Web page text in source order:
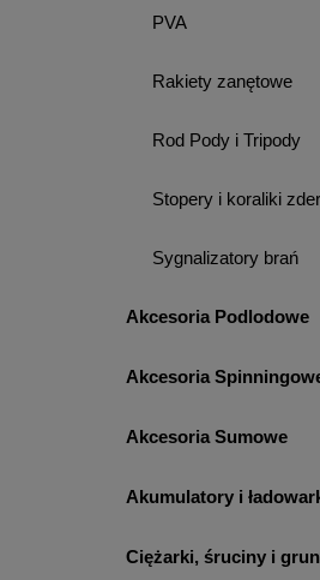
PVA
Rakiety zanętowe
Rod Pody i Tripody
Stopery i koraliki
Sygnalizatory brań
Akcesoria Podlodowe
Akcesoria
Akcesoria Sumowe
Akumulatory i
Ciężarki, śruciny i